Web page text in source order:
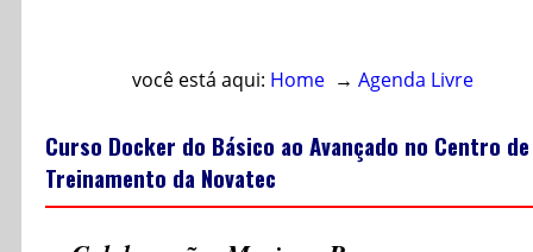
você está aqui: Home→ Agenda Livre
Curso Docker do Básico ao Avançado no Centro de
Treinamento da Novatec